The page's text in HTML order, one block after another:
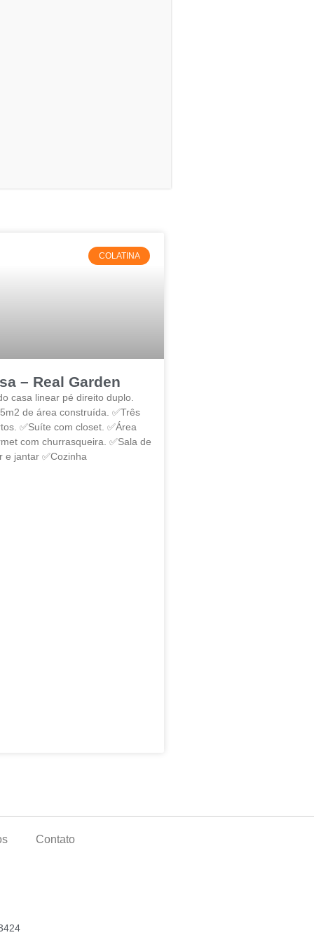
COLATINA
– Real Garden
casa linear pé direito duplo.
de área construída. ✅Três
✅Suíte com closet. ✅Área
com churrasqueira. ✅Sala de
e jantar ✅Cozinha
Contato